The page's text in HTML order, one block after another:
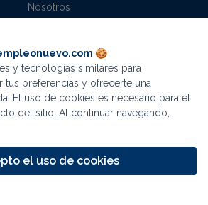
de búsqueda está en
nuestra app
en navegador
Nosotros
empleonuevo.com
Aviso de privacidad
Mapa del sitio
🍪
y tecnologías similares para
tus preferencias y ofrecerte una
El uso de cookies es necesario para el
del sitio. Al continuar navegando,
el uso de cookies